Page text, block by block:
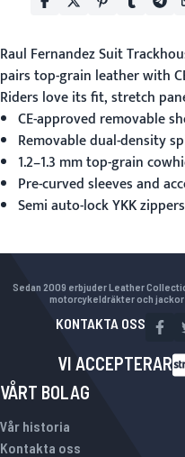
Raul Fernandez Suit
pairs top-grain leather with
Riders love its fit, stretch
CE-approved removable
Removable dual-density
1.2–1.3 mm top-grain
Pre-curved sleeves and
Semi auto-lock YKK
Sedan 2009 erbjuder Leather
motorcykeldräkter och jackor
KONTAKTA OSS
VI ACCEPTERAR
VÅRT BOLAG
Vår historia
Kontakta oss